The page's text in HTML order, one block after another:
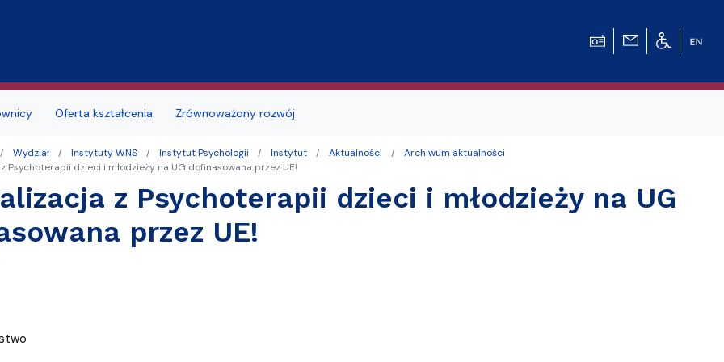
sal Deklaracja dostępności
i podań
formy studiów
akademickiego
Studia doktoranckie
Portal Studenta
Szkoła Doktorska
seminaria
UG
Oferta kształcenia Zrównoważony rozwój
Wydział Instytuty WNS Instytut Psychologii Instytut Aktualności
Archiwum aktualności
Psychoterapii dzieci i młodzieży na UG dofinasowana przez UE!
z Psychoterapii dzieci i młodzieży na UG
przez UE!